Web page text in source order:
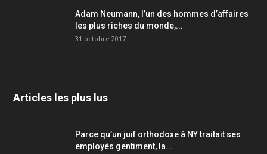
Adam Neumann, l’un des hommes d’affaires
les plus riches du monde,...
31 octobre 2017
Articles les plus lus
Parce qu’un juif orthodoxe à NY traitait ses
employés gentiment, la...